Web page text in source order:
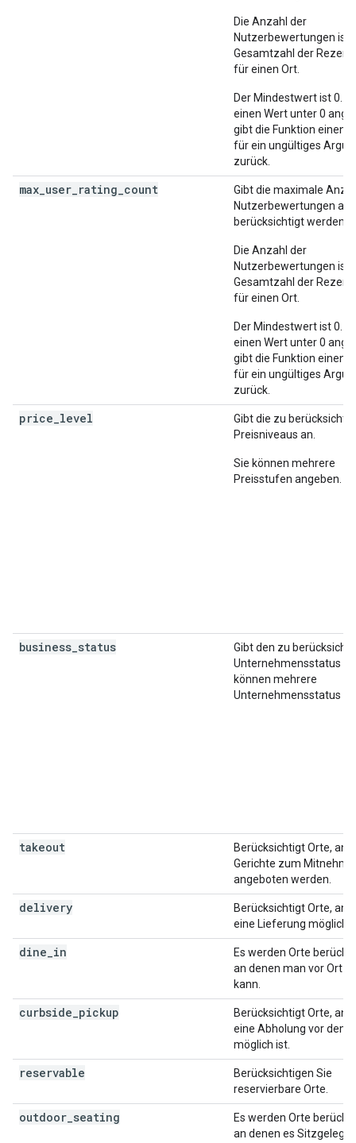
Die Anzahl der
Nutzerbewertungen ist
Gesamtzahl der
für einen Ort.
Der Mindestwert ist 0.
einen Wert unter 0
gibt die Funktion einen
für ein ungültiges
zurück.
max_user_rating_count
Gibt die maximale
Nutzerbewertungen an,
berücksichtigt werden
Die Anzahl der
Nutzerbewertungen ist
Gesamtzahl der
für einen Ort.
Der Mindestwert ist 0.
einen Wert unter 0
gibt die Funktion einen
für ein ungültiges
zurück.
price_level
Gibt die zu
Preisniveaus an.
Sie können mehrere
Preisstufen angeben.
business_status
Gibt den zu
Unternehmensstatus
können mehrere
Unternehmensstatus
takeout
Berücksichtigt Orte, an
Gerichte zum
angeboten werden.
delivery
Berücksichtigt Orte, an
eine Lieferung möglich
dine_in
Es werden Orte
an denen man vor Ort
kann.
curbside_pickup
Berücksichtigt Orte, an
eine Abholung vor dem
möglich ist.
reservable
Berücksichtigen Sie
reservierbare Orte.
outdoor_seating
Es werden Orte
an denen es